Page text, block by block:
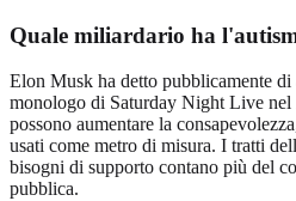
Quale miliardario ha
Elon Musk ha detto pubblicamente di
monologo di Saturday Night Live
possono aumentare la
usati come metro di misura. I tratti
bisogni di supporto contano più del
pubblica.